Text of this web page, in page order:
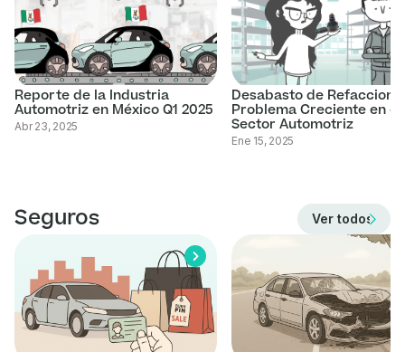
Reporte de la Industria
Automotriz en México Q1 2025
Abr 23, 2025
Desabasto de
Problema Creciente en el
Sector Automotriz
Ene 15, 2025
Seguros Ver todos los